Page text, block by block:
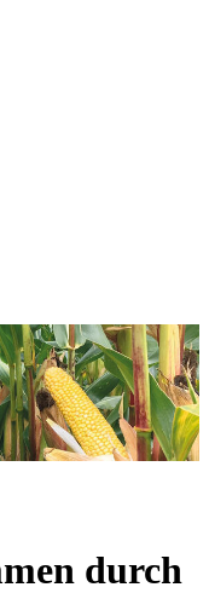
durch